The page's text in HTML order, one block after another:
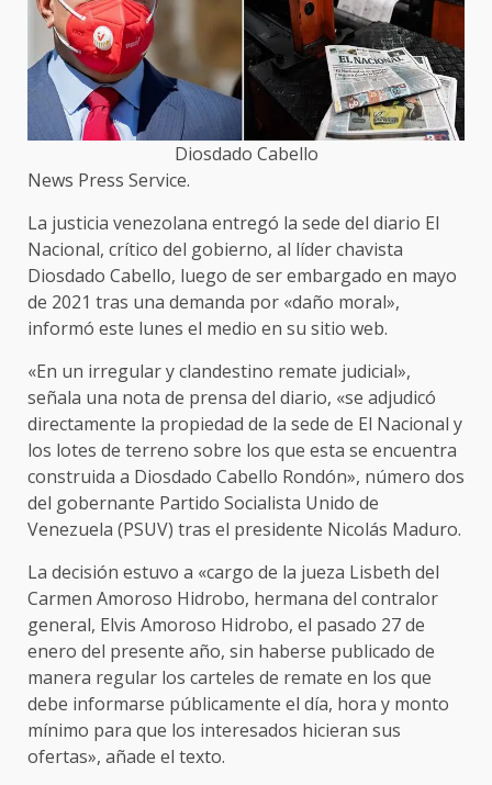
Diosdado Cabello
News Press Service.
La justicia venezolana entregó la sede del diario El
Nacional, crítico del gobierno, al líder chavista
Diosdado Cabello, luego de ser embargado en mayo
de 2021 tras una demanda por «daño moral»,
informó este lunes el medio en su sitio web.
«En un irregular y clandestino remate judicial»,
señala una nota de prensa del diario, «se adjudicó
directamente la propiedad de la sede de El Nacional y
los lotes de terreno sobre los que esta se encuentra
construida a Diosdado Cabello Rondón», número dos
del gobernante Partido Socialista Unido de
Venezuela (PSUV) tras el presidente Nicolás Maduro.
La decisión estuvo a «cargo de la jueza Lisbeth del
Carmen Amoroso Hidrobo, hermana del contralor
general, Elvis Amoroso Hidrobo, el pasado 27 de
enero del presente año, sin haberse publicado de
manera regular los carteles de remate en los que
debe informarse públicamente el día, hora y monto
mínimo para que los interesados hicieran sus
ofertas», añade el texto.